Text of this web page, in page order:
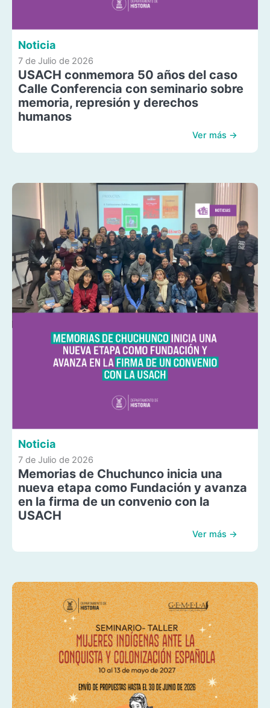
Noticia
7 de Julio de 2026
USACH conmemora 50 años del caso
Calle Conferencia con seminario sobre
memoria, represión y derechos
humanos
Ver más →
Noticia
7 de Julio de 2026
Memorias de Chuchunco inicia una
nueva etapa como Fundación y avanza
en la firma de un convenio con la
USACH
Ver más →